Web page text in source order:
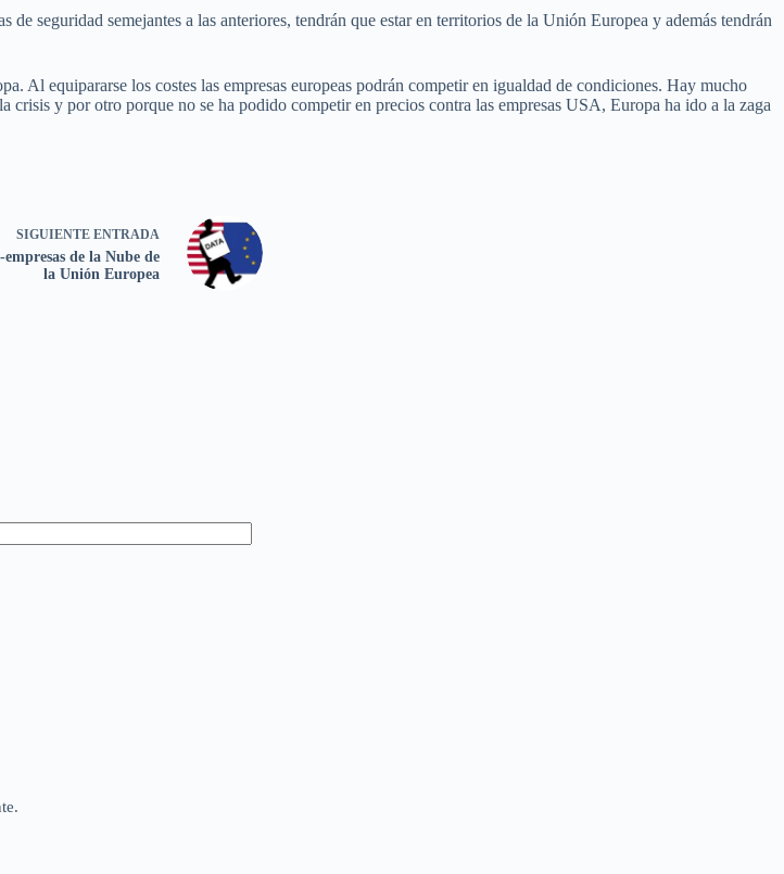
seguridad semejantes a las anteriores, tendrán que estar en territorios de la Unión Europea y además tendrán
Al equipararse los costes las empresas europeas podrán competir en igualdad de condiciones. Hay mucho
y por otro porque no se ha podido competir en precios contra las empresas USA, Europa ha ido a la zaga
SIGUIENTE ENTRADA
de la Nube de
la Unión Europea